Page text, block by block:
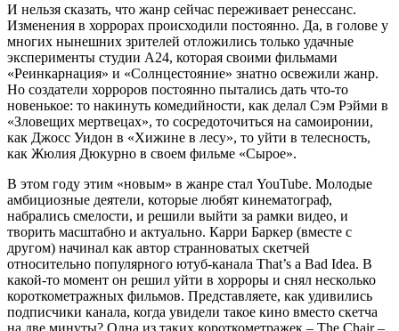
И нельзя сказать, что жанр сейчас переживает ренессанс.
Изменения в хоррорах происходили постоянно. Да, в голове у
многих нынешних зрителей отложились только удачные
эксперименты студии А24, которая своими фильмами
«Реинкарнация» и «Солнцестояние» знатно освежили жанр.
Но создатели хорроров постоянно пытались дать что-то
новенькое: то накинуть комедийности, как делал Сэм Рэйми в
«Зловещих мертвецах», то сосредоточиться на самоиронии,
как Джосс Уидон в «Хижине в лесу», то уйти в телесность,
как Жюлия Дюкурно в своем фильме «Сырое».
В этом году этим «новым» в жанре стал YouTube. Молодые
амбициозные деятели, которые любят кинематограф,
набрались смелости, и решили выйти за рамки видео, и
творить масштабно и актуально. Карри Баркер (вместе с
другом) начинал как автор странноватых скетчей
относительно популярного ютуб-канала That’s a Bad Idea. В
какой-то момент он решил уйти в хорроры и снял несколько
короткометражных фильмов. Представляете, как удивились
подписчики канала, когда увидели такое кино вместо скетча
на две минуты? Одна из таких короткометражек – The Chair –